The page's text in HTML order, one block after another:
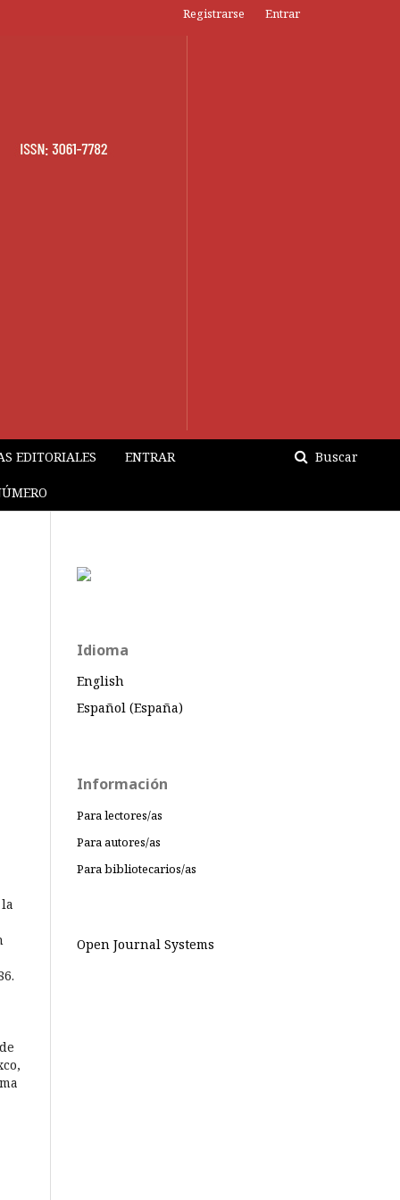
EDITORIALES ENTRAR Buscar
Registrarse Entrar
Idioma
English
Español (España)
Información
Para lectores/as
Para autores/as
Para bibliotecarios/as
Open Journal Systems